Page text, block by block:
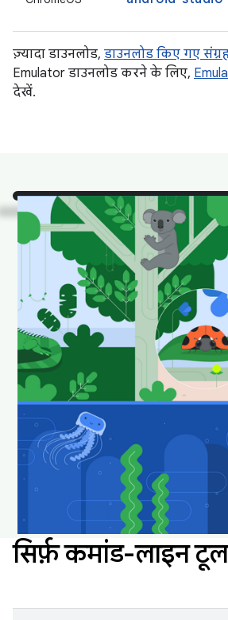
ज़्यादा डाउनलोड, डाउनलोड किए गए
Emulator डाउनलोड करने के लिए,
देखें.
देखो! यहां Android
के कुछ जानवरों को
प्राकृतिक आवास में
गया है.
अपने डेस्कटॉप को मज़ेदार और नया
इन्हें डाउनलोड करें और वॉलपेपर के
सिर्फ़ कमांड-लाइन टूल